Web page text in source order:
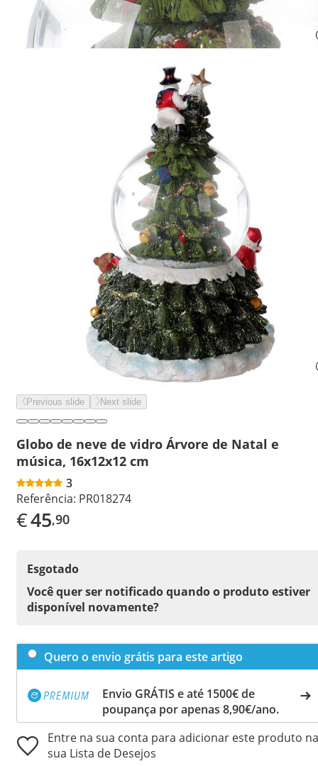
Previous slide Next slide
Globo de neve de vidro Árvore de Natal e
música, 16x12x12 cm
3
Referência: PR018274
€45,90
Esgotado
Você quer ser notificado quando o produto estiver
disponível novamente?
Quero o envio grátis para este artigo
Envio GRÁTIS e até 1500€ de
poupança por apenas 8,90€/ano.
Entre na sua conta para adicionar este produto na
sua Lista de Desejos